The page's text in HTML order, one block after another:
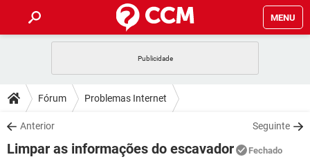
MENU
CELULAR FACEBOOK
OUTLOOK
INSTAGRAM GMAIL
DICAS
JOGOS WHATSAPP
DOWNLOADS
JOGOS WHATSAPP
FÓRUM
Fórum Problemas Internet
Anterior Seguinte
Limpar as informações do escavador Fechado